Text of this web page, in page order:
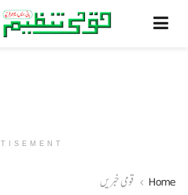
Home قومی خبریں